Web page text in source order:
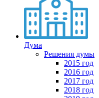
Дума
Решения думы
2015 год
2016 год
2017 год
2018 год